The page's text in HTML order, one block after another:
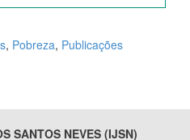
, Pobreza, Publicações
SANTOS NEVES (IJSN)